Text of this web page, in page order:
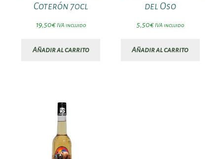
Coterón 70cl
19,50€ IVA incluido
Añadir al carrito
del Oso
5,50€ IVA incluido
Añadir al carrito